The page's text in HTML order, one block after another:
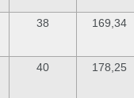
38 169,34
40 178,25